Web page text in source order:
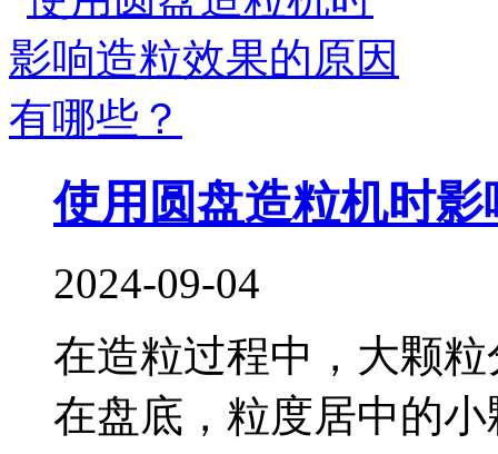
使用圆盘造粒机时
2024-09-04
在造粒过程中，大颗
在盘底，粒度居中的